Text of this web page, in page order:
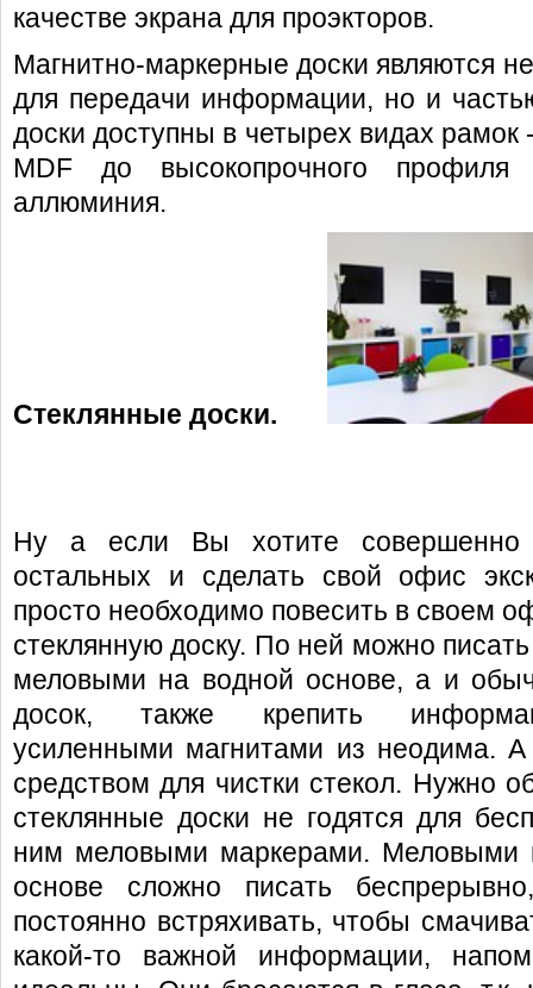
качестве экрана для проэкторов.
Магнитно-маркерные доски являются
для передачи информации, но и
доски доступны в четырех видах
MDF до высокопрочного профиля
аллюминия.
Стеклянные доски.
Ну а если Вы хотите совершенно
остальных и сделать свой офис
просто необходимо повесить в своем
стеклянную доску. По ней можно
меловыми на водной основе, а и
досок, также крепить
усиленными магнитами из неодима.
средством для чистки стекол. Нужно
стеклянные доски не годятся для
ним меловыми маркерами. Меловыми
основе сложно писать
постоянно встряхивать, чтобы
какой-то важной информации,